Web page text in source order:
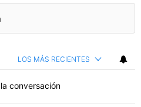
LOS MÁS RECIENTES
conversación